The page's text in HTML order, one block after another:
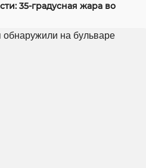
35-градусная жара во